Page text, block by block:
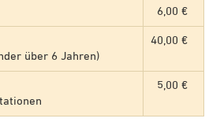
6,00 €
über 6 Jahren)
40,00 €
5,00 €